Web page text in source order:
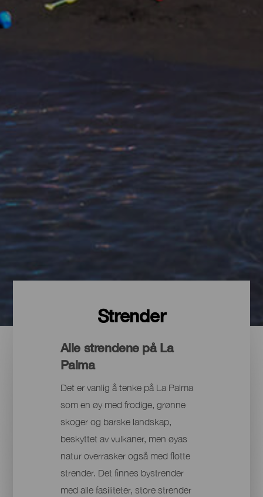
Strender
Alle strendene på La
Palma
Det er vanlig å tenke på La Palma
som en øy med frodige, grønne
skoger og barske landskap,
beskyttet av vulkaner, men øyas
natur overrasker også med flotte
strender. Det finnes bystrender
med alle fasiliteter, store strender